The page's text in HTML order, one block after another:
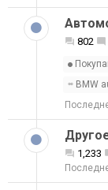
802
BMW
1,233